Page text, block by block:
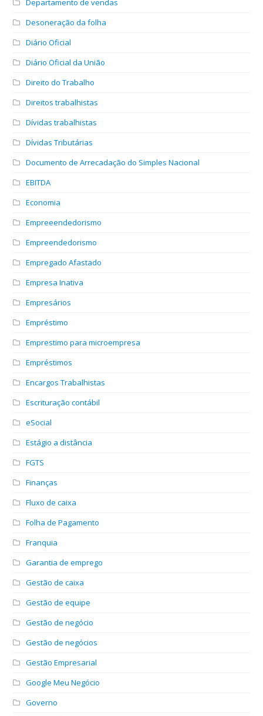
Departamento de vendas
Desoneração da folha
Diário Oficial
Diário Oficial da União
Direito do Trabalho
Direitos trabalhistas
Dívidas trabalhistas
Dívidas Tributárias
Documento de Arrecadação do Simples Nacional
EBITDA
Economia
Empreeendedorismo
Empreendedorismo
Empregado Afastado
Empresa Inativa
Empresários
Empréstimo
Emprestimo para microempresa
Empréstimos
Encargos Trabalhistas
Escrituração contábil
eSocial
Estágio a distância
FGTS
Finanças
Fluxo de caixa
Folha de Pagamento
Franquia
Garantia de emprego
Gestão de caixa
Gestão de equipe
Gestão de negócio
Gestão de negócios
Gestão Empresarial
Google Meu Negócio
Governo